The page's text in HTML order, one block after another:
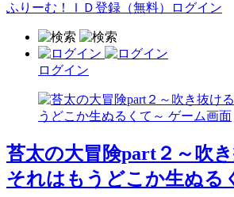
ふりーむ！ＩＤ登録（無料） ログイン
ログイン
苔太の大冒険part２～吹
それはもうどこか生ぬる